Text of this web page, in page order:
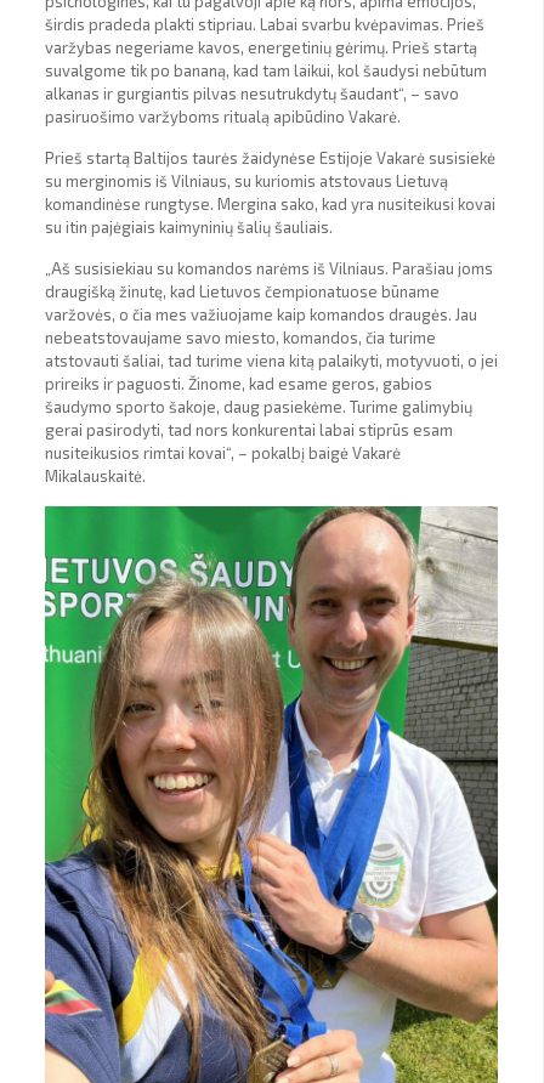
širdis pradeda plakti stipriau. Labai svarbu kvėpavimas. Prieš
varžybas negeriame kavos, energetinių gėrimų. Prieš startą
suvalgome tik po bananą, kad tam laikui, kol šaudysi nebūtum
alkanas ir gurgiantis pilvas nesutrukdytų šaudant“, – savo
pasiruošimo varžyboms ritualą apibūdino Vakarė.
Prieš startą Baltijos taurės žaidynėse Estijoje Vakarė susisiekė
su merginomis iš Vilniaus, su kuriomis atstovaus Lietuvą
komandinėse rungtyse. Mergina sako, kad yra nusiteikusi kovai
su itin pajėgiais kaimyninių šalių šauliais.
„Aš susisiekiau su komandos narėms iš Vilniaus. Parašiau joms
draugišką žinutę, kad Lietuvos čempionatuose būname
varžovės, o čia mes važiuojame kaip komandos draugės. Jau
nebeatstovaujame savo miesto, komandos, čia turime
atstovauti šaliai, tad turime viena kitą palaikyti, motyvuoti, o jei
prireiks ir paguosti. Žinome, kad esame geros, gabios
šaudymo sporto šakoje, daug pasiekėme. Turime galimybių
gerai pasirodyti, tad nors konkurentai labai stiprūs esam
nusiteikusios rimtai kovai“, – pokalbį baigė Vakarė
Mikalauskaitė.